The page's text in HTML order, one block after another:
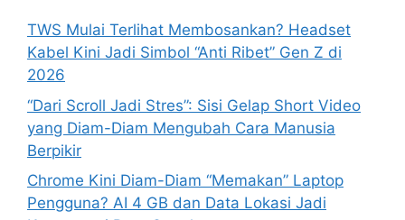
TWS Mulai Terlihat Membosankan? Headset
Kabel Kini Jadi Simbol “Anti Ribet” Gen Z di
2026
“Dari Scroll Jadi Stres”: Sisi Gelap Short Video
yang Diam-Diam Mengubah Cara Manusia
Berpikir
Chrome Kini Diam-Diam “Memakan” Laptop
Pengguna? AI 4 GB dan Data Lokasi Jadi